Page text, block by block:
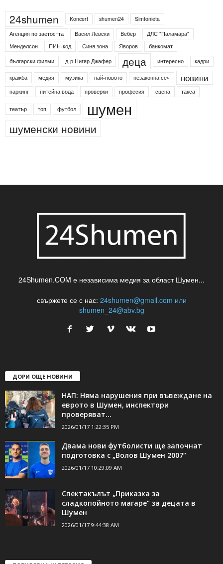
24shumen Koncert shumen24
Simfonieta
Агенция по заетостта
Васил Левски Вебер
ДЛС "Паламара"
Менделсон
ПИН-код Синя зона Яворов
банкомат
български филми
д-р Нигяр Джафер деца интересно кадри
кражба медия музика най-новото незаконна сеч новини
паркинг питейна вода проверки професия сцена такса
театър топ футбол шумен
шуменски новини
24Shumen.COM е независима медия за област Шумен...
свържете се с нас: 24shumen@gmail.com или
shumen_24@abv.bg
ДОРИ ОЩЕ НОВИНИ
НАП: Няма нарушения при въвеждане на
еврото в Шумен, инспектори
проверяват...
2026/01/17 1:22:35 PM
Двама нови футболисти ще започнат
подготовка с „Волов Шумен 2007“
2026/01/17 10:29:09 AM
Спектакълът „Приказка за
сладкопойното магаре“ за децата в
Шумен
2026/01/17 9:44:38 AM